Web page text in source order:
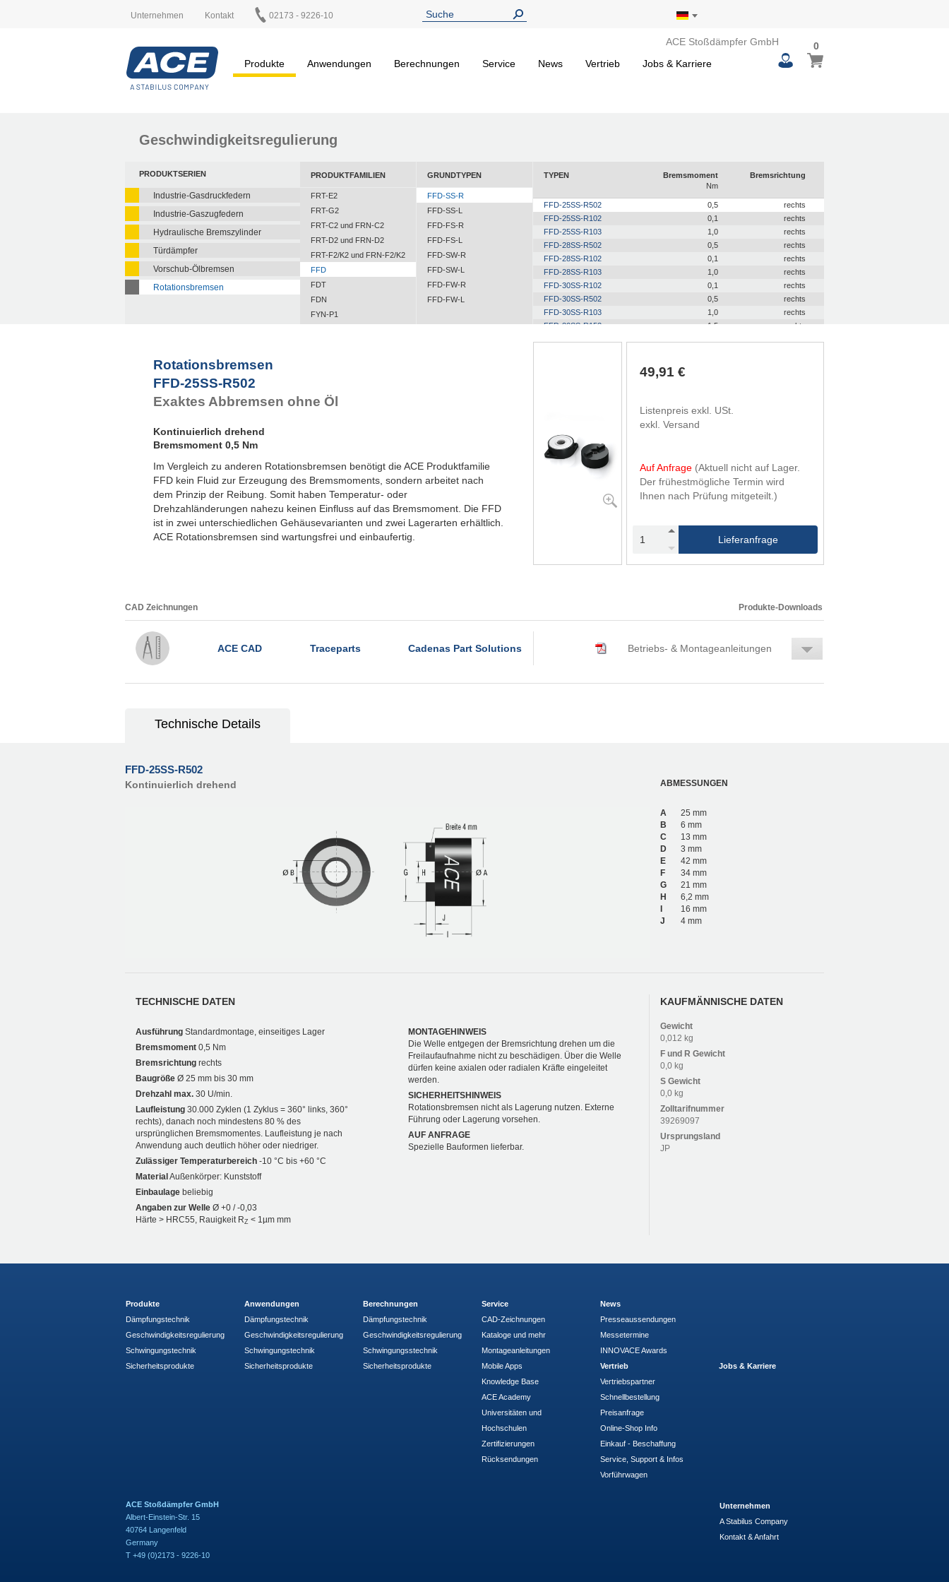
Unternehmen Kontakt 02173 - 9226-10
ACE Stoßdämpfer GmbH
Produkte
Anwendungen Berechnungen Service News Vertrieb Jobs & Karriere
Mein Warenkorb
00
items
Geschwindigkeitsregulierung
PRODUKTSERIEN
Industrie-Gasdruckfedern
Industrie-Gaszugfedern
Hydraulische Bremszylinder
Türdämpfer
Vorschub-Ölbremsen
Rotationsbremsen
PRODUKTFAMILIEN
FRT-E2
FRT-G2
FRT-C2 und FRN-C2
FRT-D2 und FRN-D2
FRT-F2/K2 und FRN-F2/K2
FFD
FDT
FDN
FYN-P1
GRUNDTYPEN
FFD-SS-R
FFD-SS-L
FFD-FS-R
FFD-FS-L
FFD-SW-R
FFD-SW-L
FFD-FW-R
FFD-FW-L
TYPEN
Bremsmoment
Nm
Bremsrichtung
FFD-25SS-R502 0,5
rechts
FFD-25SS-R102
0,1
rechts
FFD-25SS-R103
1,0
rechts
FFD-28SS-R502
0,5
rechts
FFD-28SS-R102
0,1
rechts
FFD-28SS-R103
1,0
rechts
FFD-30SS-R102
0,1
rechts
FFD-30SS-R502
0,5
rechts
FFD-30SS-R103
1,0
rechts
FFD-30SS-R153
1,5 rechts
Rotationsbremsen
FFD-25SS-R502
Exaktes Abbremsen ohne Öl
Kontinuierlich drehend
Bremsmoment 0,5 Nm
Im Vergleich zu anderen Rotationsbremsen benötigt die ACE Produktfamilie
FFD kein Fluid zur Erzeugung des Bremsmoments, sondern arbeitet nach
dem Prinzip der Reibung. Somit haben Temperatur- oder
Drehzahländerungen nahezu keinen Einfluss auf das Bremsmoment. Die FFD
ist in zwei unterschiedlichen Gehäusevarianten und zwei Lagerarten erhältlich.
ACE Rotationsbremsen sind wartungsfrei und einbaufertig.
49,91 €
Listenpreis exkl. USt.
exkl. Versand
Auf Anfrage (Aktuell nicht auf Lager.
Der frühestmögliche Termin wird
Ihnen nach Prüfung mitgeteilt.)
Lieferanfrage
CAD Zeichnungen Produkte-Downloads
ACE CAD Traceparts Cadenas Part Solutions Betriebs- & Montageanleitungen
Technische Details
FFD-25SS-R502
Kontinuierlich drehend ABMESSUNGEN
A
25 mm
B
6 mm
C
13 mm
D
3 mm
E
42 mm
F
34 mm
G
21 mm
H
6,2 mm
I
16 mm
J
4 mm
TECHNISCHE DATEN
Ausführung Standardmontage, einseitiges Lager
Bremsmoment 0,5 Nm
Bremsrichtung rechts
Baugröße Ø 25 mm bis 30 mm
Drehzahl max. 30 U/min.
Laufleistung 30.000 Zyklen (1 Zyklus = 360° links, 360°
rechts), danach noch mindestens 80 % des
ursprünglichen Bremsmomentes. Laufleistung je nach
Anwendung auch deutlich höher oder niedriger.
Zulässiger Temperaturbereich -10 °C bis +60 °C
MaterialAußenkörper: Kunststoff
Einbaulage beliebig
Angaben zur Welle Ø +0 / -0,03
Härte > HRC55, Rauigkeit RZ < 1µm mm
MONTAGEHINWEIS
Die Welle entgegen der Bremsrichtung drehen um die
Freilaufaufnahme nicht zu beschädigen. Über die Welle
dürfen keine axialen oder radialen Kräfte eingeleitet
werden.
SICHERHEITSHINWEIS
Rotationsbremsen nicht als Lagerung nutzen. Externe
Führung oder Lagerung vorsehen.
AUF ANFRAGE
Spezielle Bauformen lieferbar.
KAUFMÄNNISCHE DATEN
Gewicht
0,012 kg
F und R Gewicht
0,0 kg
S Gewicht
0,0 kg
Zolltarifnummer
39269097
Ursprungsland
JP
Produkte
Dämpfungstechnik
Geschwindigkeitsregulierung
Schwingungstechnik
Sicherheitsprodukte
Anwendungen
Dämpfungstechnik
Geschwindigkeitsregulierung
Schwingungstechnik
Sicherheitsprodukte
Berechnungen
Dämpfungstechnik
Geschwindigkeitsregulierung
Schwingungsstechnik
Sicherheitsprodukte
Service
CAD-Zeichnungen
Kataloge und mehr
Montageanleitungen
Mobile Apps
Knowledge Base
ACE Academy
Universitäten und
Hochschulen
Zertifizierungen
Rücksendungen
News
Presseaussendungen
Messetermine
INNOVACE Awards
Vertrieb
Vertriebspartner
Schnellbestellung
Preisanfrage
Online-Shop Info
Einkauf - Beschaffung
Service, Support & Infos
Vorführwagen
Jobs & Karriere
ACE Stoßdämpfer GmbH
Albert-Einstein-Str. 15
40764 Langenfeld
Germany
T +49 (0)2173 - 9226-10
Unternehmen
A Stabilus Company
Kontakt & Anfahrt